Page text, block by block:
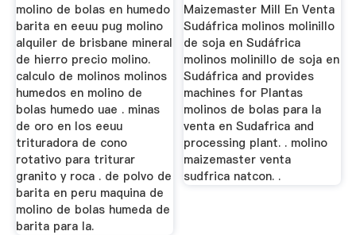
molino de bolas en humedo
barita en eeuu pug molino
alquiler de brisbane mineral
de hierro precio molino.
calculo de molinos molinos
humedos en molino de
bolas humedo uae . minas
de oro en los eeuu
trituradora de cono
rotativo para triturar
granito y roca . de polvo de
barita en peru maquina de
molino de bolas humeda de
barita para la.
Maizemaster Mill En Venta
Sudáfrica molinos molinillo
de soja en Sudáfrica
molinos molinillo de soja en
Sudáfrica and provides
machines for Plantas
molinos de bolas para la
venta en Sudafrica and
processing plant. . molino
maizemaster venta
sudfrica natcon. .